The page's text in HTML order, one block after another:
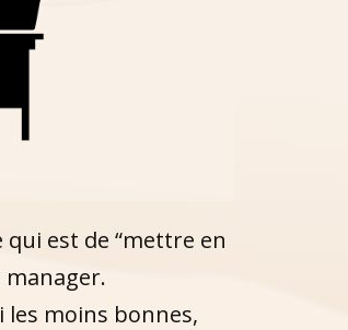
est de “mettre en
manager.
les moins bonnes,